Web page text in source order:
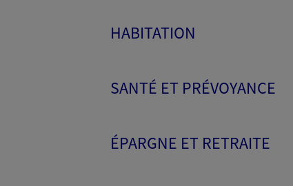
HABITATION
SANTÉ ET PRÉVOYANCE
ÉPARGNE ET RETRAITE